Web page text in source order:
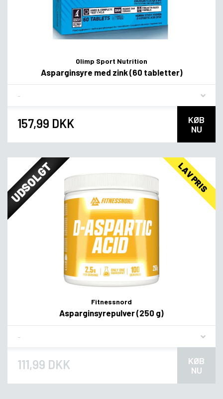
Olimp Sport Nutrition
Asparginsyre med zink (60 tabletter)
157,99 DKK
KØB
NU
UDSOLGT LAV PRIS
Fitnessnord
Asparginsyrepulver (250 g)
111,99 DKK
KØB
NU